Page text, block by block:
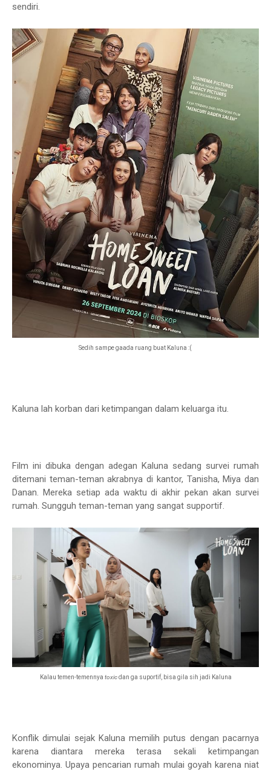
sendiri.
Sedih sampe gaada ruang buat Kaluna :(
Kaluna lah korban dari ketimpangan dalam keluarga itu.
Film ini dibuka dengan adegan Kaluna sedang survei rumah
ditemani teman-teman akrabnya di kantor, Tanisha, Miya dan
Danan. Mereka setiap ada waktu di akhir pekan akan survei
rumah. Sungguh teman-teman yang sangat supportif.
Kalau temen-temennya toxicdan ga suportif, bisa gila sih jadi Kaluna
Konflik dimulai sejak Kaluna memilih putus dengan pacarnya
karena diantara mereka terasa sekali ketimpangan
ekonominya. Upaya pencarian rumah mulai goyah karena niat